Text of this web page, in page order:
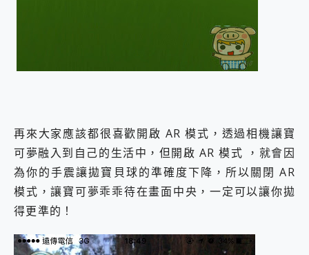
再來大家應該都很喜歡開啟 AR 模式，透過相機讓寶
可夢融入到自己的生活中，但開啟 AR 模式 ，就會因
為你的手震讓拋寶貝球的準確度下降，所以關閉 AR
模式，讓寶可夢乖乖待在畫面中央，一定可以讓你拋
得更準的！